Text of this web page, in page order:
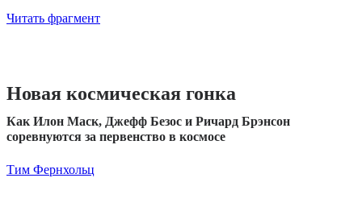
Читать фрагмент
Новая космическая гонка
Как Илон Маск, Джефф Безос и Ричард Брэнсон
соревнуются за первенство в космосе
Тим Фернхольц